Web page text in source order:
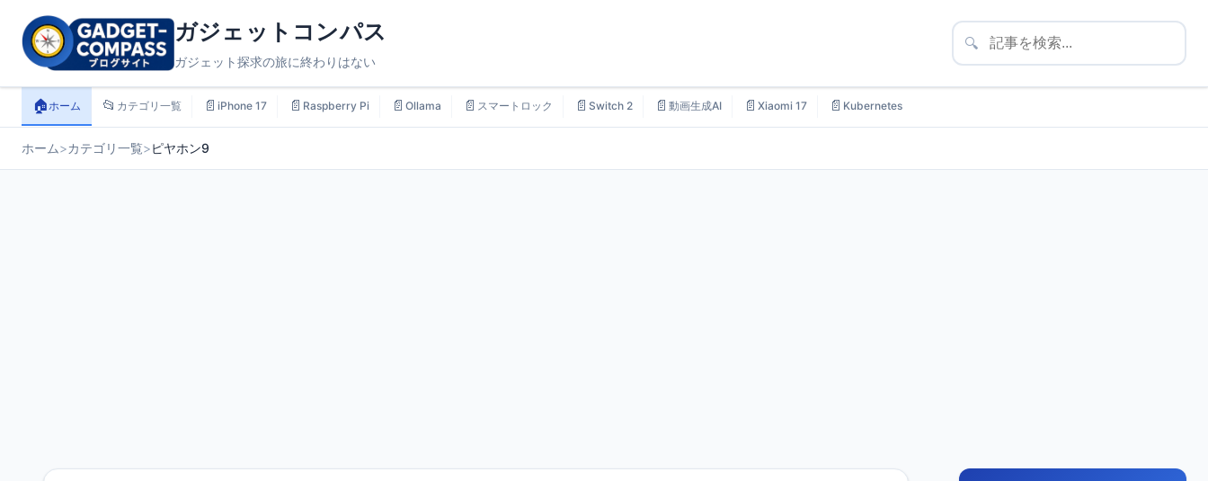
ガジェットコンパス
ガジェット探求の旅に終わりはない
🔍
🏠ホーム 📂 カテゴリ一覧 📄 iPhone 17 📄 Raspberry Pi 📄 Ollama 📄 スマートロック 📄 Switch 2 📄 動画生成AI 📄 Xiaomi 17 📄 Kubernetes
ホーム>カテゴリ一覧>ピヤホン9